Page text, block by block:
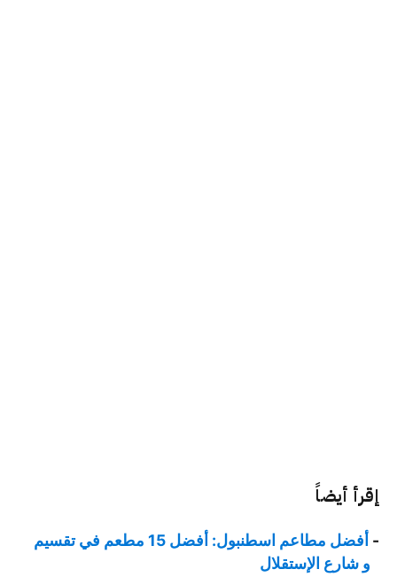
إقرأ أيضاً
أفضل مطاعم اسطنبول: أفضل 15 مطعم في تقسيم
و شارع الإستقلال